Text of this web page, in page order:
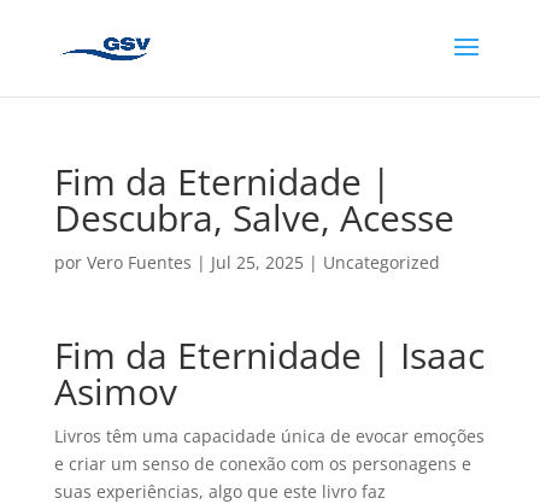
Fim da Eternidade |
Descubra, Salve, Acesse
por Vero Fuentes | Jul 25, 2025| Uncategorized
Fim da Eternidade | Isaac
Asimov
Livros têm uma capacidade única de evocar emoções
e criar um senso de conexão com os personagens e
suas experiências, algo que este livro faz